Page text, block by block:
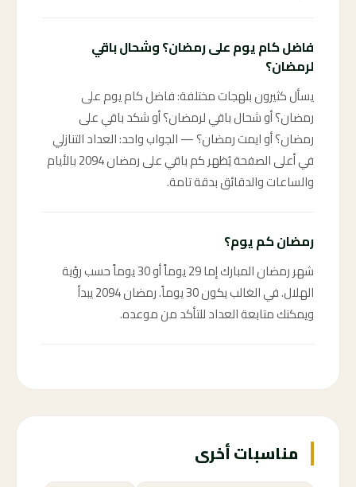
فاضل كام يوم على رمضان؟ وشحال باقي
لرمضان؟
يسأل كثيرون بلهجات مختلفة: فاضل كام يوم على
رمضان؟ أو شحال باقي لرمضان؟ أو شكد باقي على
رمضان؟ أو ايمت رمضان؟ — الجواب واحد: العداد التنازلي
في أعلى الصفحة يُظهر كم باقي على رمضان 2094 بالأيام
والساعات والدقائق بدقة تامة.
رمضان كم يوم؟
شهر رمضان المبارك إما 29 يوماً أو 30 يوماً حسب رؤية
الهلال. في الغالب يكون 30 يوماً. رمضان 2094 يبدأ
ويمكنك متابعة العداد للتأكد من موعده.
مناسبات أخرى